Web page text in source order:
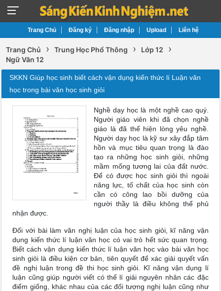
Trang Chủ Đăng ký Đăng nhập Upload Liên hệ
Trang Chủ › Trung Học Phổ Thông › Lớp 12 ›
Ngữ Văn 12
SKKN Giúp học sinh biết cách vận dụng kiến thức lí Luận văn
học trong bài văn học sinh giỏi
Nghề dạy học là một nghề cao quý.
Người giáo viên khi đã chọn nghề
giáo là đã thể hiện lòng yêu nghề.
Người dạy học là kỹ sư xây đắp tâm
hồn và mục tiêu quan trọng là đào
tạo ra những học sinh giỏi, những
mầm mống tương lai của đất nước.
Để có được học sinh giỏi thì ngoài
năng lực, tố chất của học sinh còn
cần có công lao bồi dưỡng của
người thầy là điều không thể phủ
nhận được.
Đối với bài làm văn nghị luận của học sinh giỏi, kĩ năng vận
dụng kiến thức lí luận văn học có vai trò hết sức quan trọng.
Biết cách vận dụng kiến thức lí luận văn học vào bài văn học
sinh giỏi là điều kiện cơ bản, tiên quyết để xác giải quyết vấn
đề nghị luận trong đề thi học sinh giỏi. Kĩ năng vận dụng lí
luận cũng giúp người viết có thể lí giải nguyên nhân các đặc
điểm giống, khác nhau của các đối tượng nghị luận cũng như